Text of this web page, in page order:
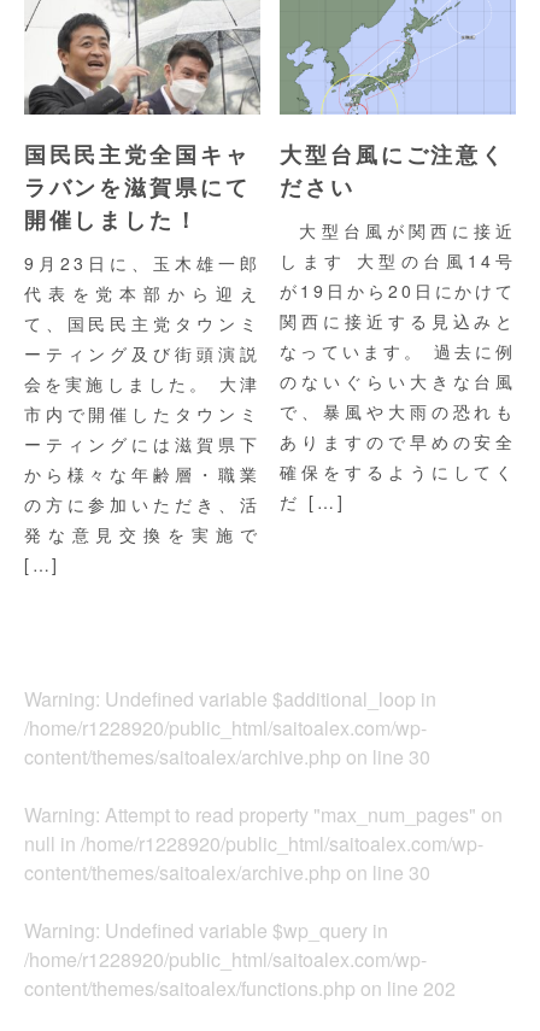
国民民主党全国キャ
ラバンを滋賀県にて
開催しました！
9月23日に、玉木雄一郎
代表を党本部から迎え
て、国民民主党タウンミ
ーティング及び街頭演説
会を実施しました。 大津
市内で開催したタウンミ
ーティングには滋賀県下
から様々な年齢層・職業
の方に参加いただき、活
発な意見交換を実施で
[…]
大型台風にご注意く
ださい
大型台風が関西に接近
します 大型の台風14号
が19日から20日にかけて
関西に接近する見込みと
なっています。 過去に例
のないぐらい大きな台風
で、暴風や大雨の恐れも
ありますので早めの安全
確保をするようにしてく
だ […]
Warning: Undefined variable $additional_loop in
/home/r1228920/public_html/saitoalex.com/wp-
content/themes/saitoalex/archive.php on line 30
Warning: Attempt to read property "max_num_pages" on
null in /home/r1228920/public_html/saitoalex.com/wp-
content/themes/saitoalex/archive.php on line 30
Warning: Undefined variable $wp_query in
/home/r1228920/public_html/saitoalex.com/wp-
content/themes/saitoalex/functions.php on line 202